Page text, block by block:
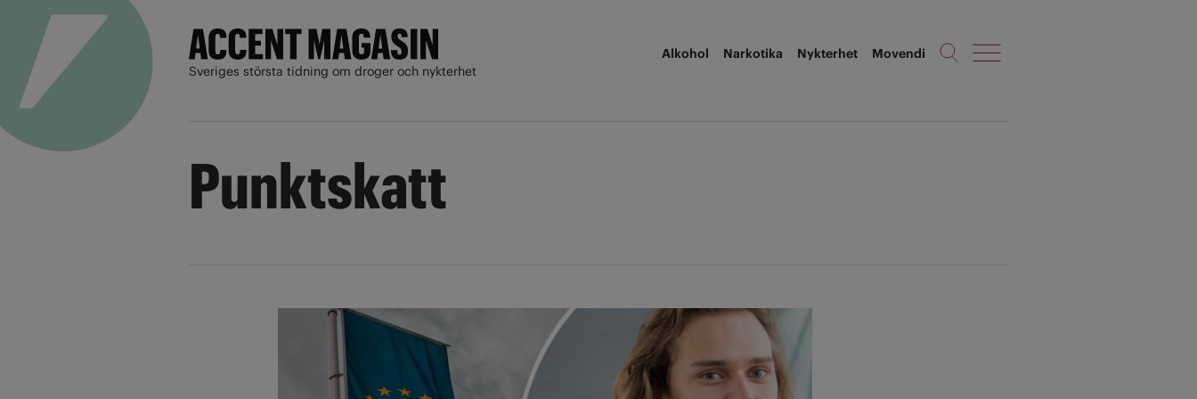
Sveriges största tidning om droger och nykterhet
Alkohol Narkotika Nykterhet Movendi
Punktskatt